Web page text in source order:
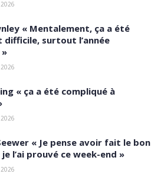
« Mentalement, ça a été
difficile, surtout l’année
« ça a été compliqué à
« Je pense avoir fait le bon
l’ai prouvé ce week-end »